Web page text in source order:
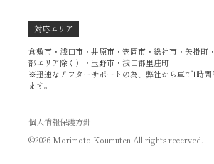
対応エリア
倉敷市・浅口市・井原市・笠岡市・総社市・矢掛町
部エリア除く）・玉野市・浅口郡里庄町
※迅速なアフターサポートの為、弊社から車で1時間
ます。
個人情報保護方針
©2026 Morimoto Koumuten All rights recerved.